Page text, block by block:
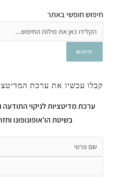
חיפוש חופשי באתר
חיפוש
קבלו עכשיו את ערכת
ערכת מדיטציות לניקוי
בשיטת הו’אופונופונו